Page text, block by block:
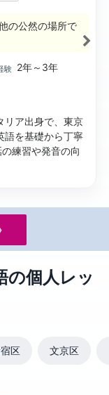
の公然の場所で
験
2年～3年
リア出身で、東京
語を基礎から丁寧
練習や発音の向
の個人レッ
区 文京区